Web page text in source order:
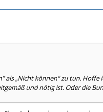
als „Nicht können“ zu tun.
und nötig ist. Oder die